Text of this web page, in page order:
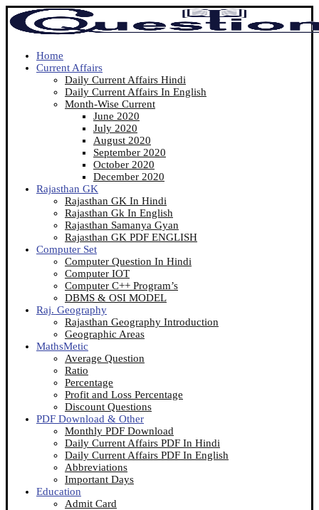
Home
Current Affairs
Daily Current Affairs Hindi
Daily Current Affairs In English
Month-Wise Current
June 2020
July 2020
August 2020
September 2020
October 2020
December 2020
Rajasthan GK
Rajasthan GK In Hindi
Rajasthan Gk In English
Rajasthan Samanya Gyan
Rajasthan GK PDF ENGLISH
Computer Set
Computer Question In Hindi
Computer IOT
Computer C++ Program’s
DBMS & OSI MODEL
Raj. Geography
Rajasthan Geography Introduction
Geographic Areas
MathsMetic
Average Question
Ratio
Percentage
Profit and Loss Percentage
Discount Questions
PDF Download & Other
Monthly PDF Download
Daily Current Affairs PDF In Hindi
Daily Current Affairs PDF In English
Abbreviations
Important Days
Education
Admit Card